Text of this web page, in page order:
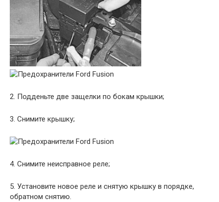
2. Подденьте две защелки по бокам крышки;
3. Снимите крышку;
4. Снимите неисправное реле;
5. Установите новое реле и снятую крышку в порядке,
обратном снятию.